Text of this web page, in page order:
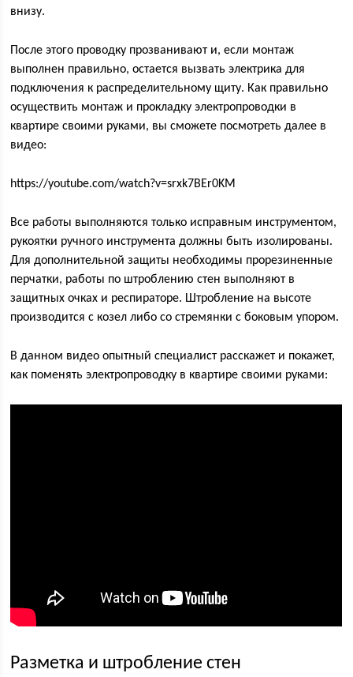
внизу.
После этого проводку прозванивают и, если монтаж
выполнен правильно, остается вызвать электрика для
подключения к распределительному щиту. Как правильно
осуществить монтаж и прокладку электропроводки в
квартире своими руками, вы сможете посмотреть далее в
видео:
https://youtube.com/watch?v=srxk7BEr0KM
Все работы выполняются только исправным инструментом,
рукоятки ручного инструмента должны быть изолированы.
Для дополнительной защиты необходимы прорезиненные
перчатки, работы по штроблению стен выполняют в
защитных очках и респираторе. Штробление на высоте
производится с козел либо со стремянки с боковым упором.
В данном видео опытный специалист расскажет и покажет,
как поменять электропроводку в квартире своими руками:
Разметка и штробление стен